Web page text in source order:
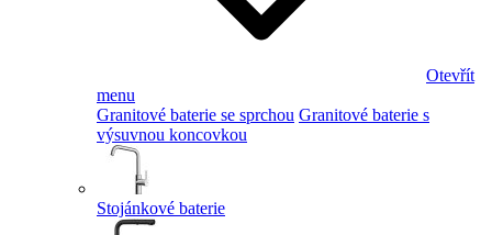
Otevřít
menu
Granitové baterie se sprchou Granitové baterie s
výsuvnou koncovkou
Stojánkové baterie